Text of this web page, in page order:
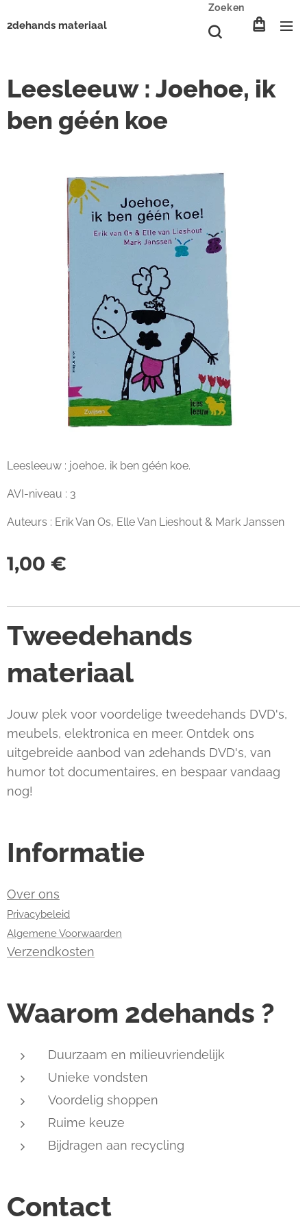
2dehands materiaal
Zoeken
Leesleeuw : Joehoe, ik
ben géén koe
Leesleeuw : joehoe, ik ben géén koe.
AVI-niveau : 3
Auteurs : Erik Van Os, Elle Van Lieshout & Mark Janssen
1,00 €
Tweedehands
materiaal
Jouw plek voor voordelige tweedehands DVD's,
meubels, elektronica en meer. Ontdek ons
uitgebreide aanbod van 2dehands DVD's, van
humor tot documentaires, en bespaar vandaag
nog!
Informatie
Over ons
Privacybeleid
Algemene Voorwaarden
Verzendkosten
Waarom 2dehands ?
Duurzaam en milieuvriendelijk
Unieke vondsten
Voordelig shoppen
Ruime keuze
Bijdragen aan recycling
Contact